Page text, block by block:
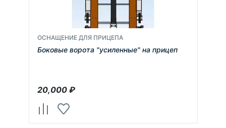
ОСНАЩЕНИЕ ДЛЯ ПРИЦЕПА
Боковые ворота "усиленные" на прицеп
20,000₽